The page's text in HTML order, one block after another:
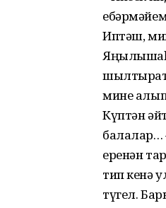
Иптәш,
мине
Күптән
балалар…
еренән
тип кенә
түгел.